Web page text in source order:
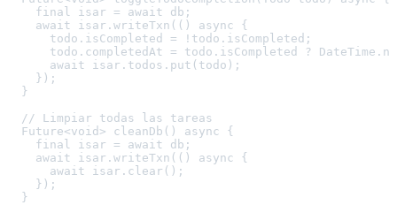
    final isar = await db;
    await isar.writeTxn(() async {
      todo.isCompleted = !todo.isCompleted;
todo.completedAt = todo.isCompleted ?
      await isar.todos.put(todo);
    });
  }
  // Limpiar todas las tareas
  Future<void> cleanDb() async {
    final isar = await db;
    await isar.writeTxn(() async {
      await isar.clear();
    });
  }